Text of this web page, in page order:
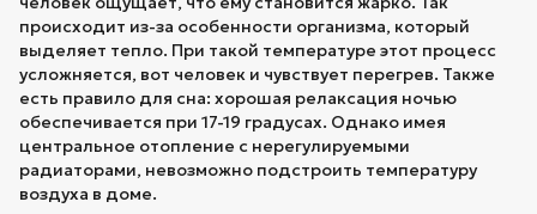
происходит из-за особенности организма, который
выделяет тепло. При такой температуре этот процесс
усложняется, вот человек и чувствует перегрев. Также
есть правило для сна: хорошая релаксация ночью
обеспечивается при 17-19 градусах. Однако имея
центральное отопление с нерегулируемыми
радиаторами, невозможно подстроить температуру
воздуха в доме.